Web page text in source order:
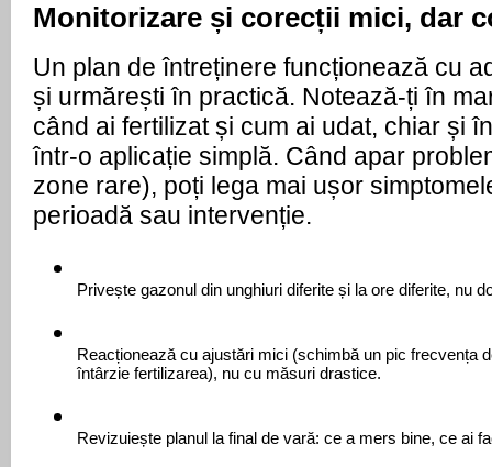
Monitorizare și corecții mici, dar
Un plan de întreținere funcționează cu
și urmărești în practică. Notează-ți în
când ai fertilizat și cum ai udat, chiar și
într-o aplicație simplă. Când apar
zone rare), poți lega mai ușor
perioadă sau intervenție.
Privește gazonul din unghiuri diferite și la ore diferite, nu
Reacționează cu ajustări mici (schimbă un pic frecvența
întârzie fertilizarea), nu cu măsuri drastice.
Revizuiește planul la final de vară: ce a mers bine, ce ai